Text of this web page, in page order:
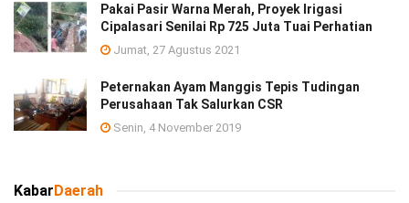
Pakai Pasir Warna Merah, Proyek Irigasi
Cipalasari Senilai Rp 725 Juta Tuai Perhatian
Jumat, 27 Agustus 2021
Peternakan Ayam Manggis Tepis Tudingan
Perusahaan Tak Salurkan CSR
Senin, 4 November 2019
KabarDaerah